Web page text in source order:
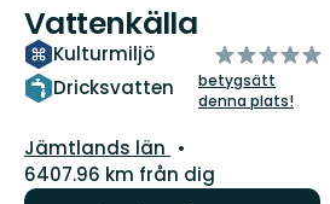
Vattenkälla
Kulturmiljö
Dricksvatten
av
5
stjärnor
betygsätt
denna plats!
Län:
Jämtlands län
6407.96 km från dig